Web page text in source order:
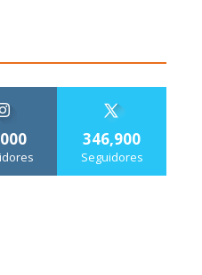
346,900
Seguidores